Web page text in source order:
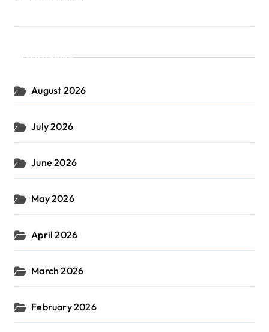
Archives
August 2026
July 2026
June 2026
May 2026
April 2026
March 2026
February 2026